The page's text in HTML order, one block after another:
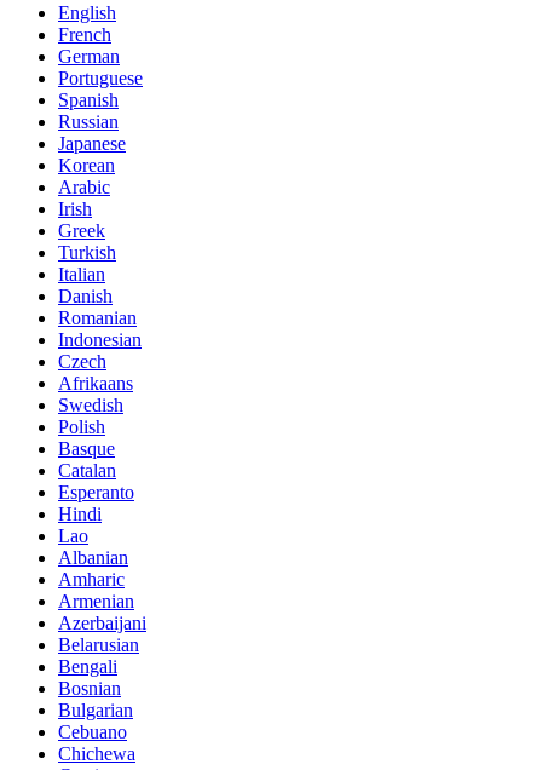
English
French
German
Portuguese
Spanish
Russian
Japanese
Korean
Arabic
Irish
Greek
Turkish
Italian
Danish
Romanian
Indonesian
Czech
Afrikaans
Swedish
Polish
Basque
Catalan
Esperanto
Hindi
Lao
Albanian
Amharic
Armenian
Azerbaijani
Belarusian
Bengali
Bosnian
Bulgarian
Cebuano
Chichewa